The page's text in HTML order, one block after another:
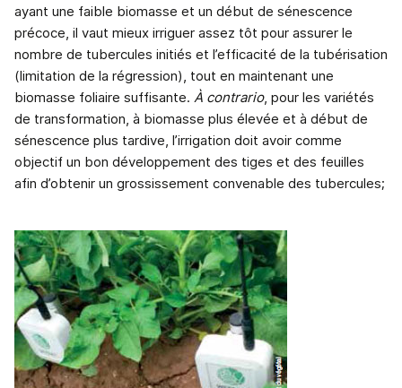
ayant une faible biomasse et un début de sénescence
précoce, il vaut mieux irriguer assez tôt pour assurer le
nombre de tubercules initiés et l’efficacité de la tubérisation
(limitation de la régression), tout en maintenant une
biomasse foliaire suffisante. À contrario, pour les variétés
de transformation, à biomasse plus élevée et à début de
sénescence plus tardive, l’irrigation doit avoir comme
objectif un bon développement des tiges et des feuilles
afin d’obtenir un grossissement convenable des tubercules;